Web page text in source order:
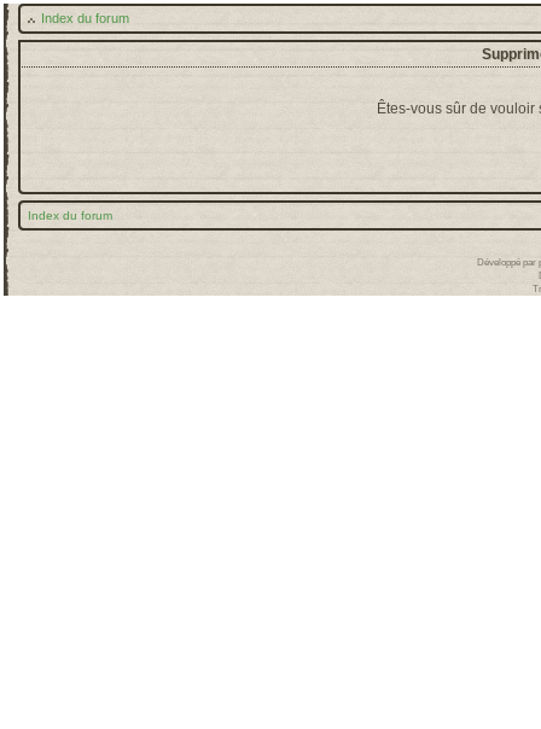
Index du forum
Êtes-vous sûr de
Index du forum
Développé par